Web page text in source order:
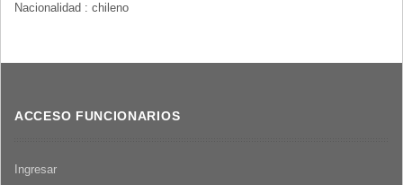
Nacionalidad : chileno
ACCESO FUNCIONARIOS
Ingresar